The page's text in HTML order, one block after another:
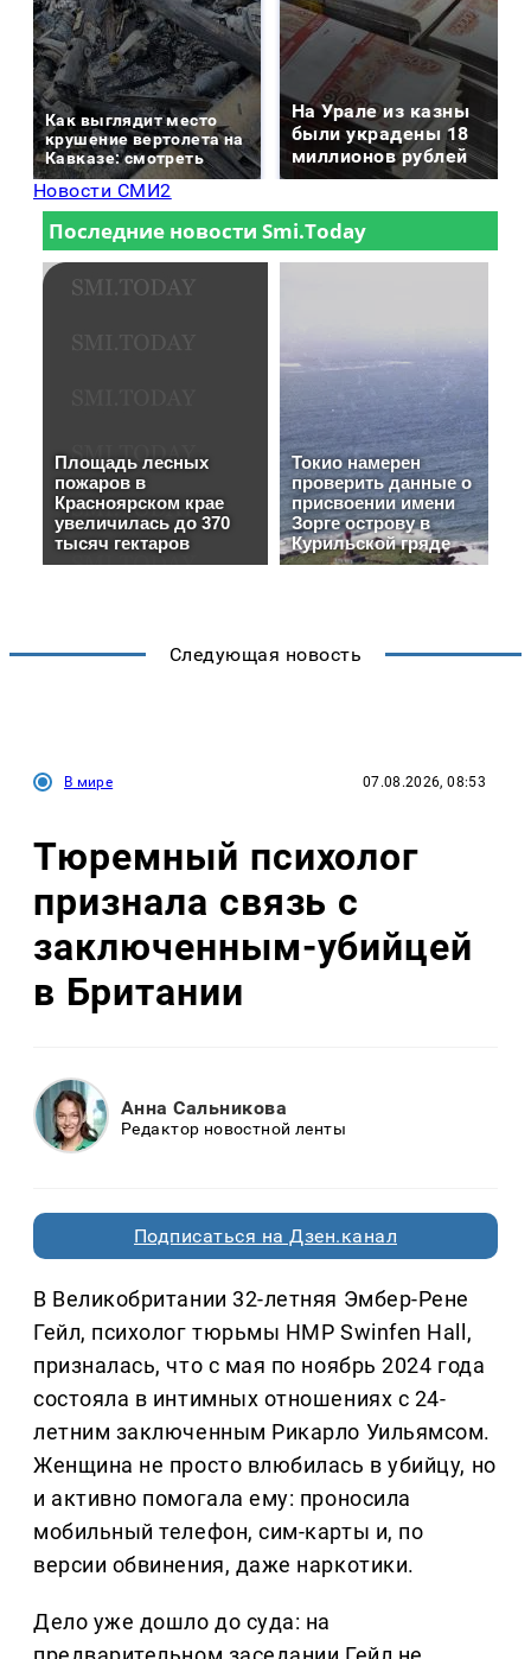
Как выглядит место
крушение вертолета на
Кавказе: смотреть
На Урале из казны
были украдены 18
миллионов рублей
Новости СМИ2
Следующая новость
В мире 07.08.2026, 08:53
Тюремный психолог
признала связь с
заключенным-убийцей
в Британии
Анна Сальникова
Редактор новостной ленты
Подписаться на Дзен.канал
В Великобритании 32-летняя Эмбер-Рене
Гейл, психолог тюрьмы HMP Swinfen Hall,
призналась, что с мая по ноябрь 2024 года
состояла в интимных отношениях с 24-
летним заключенным Рикарло Уильямсом.
Женщина не просто влюбилась в убийцу, но
и активно помогала ему: проносила
мобильный телефон, сим-карты и, по
версии обвинения, даже наркотики.
Дело уже дошло до суда: на